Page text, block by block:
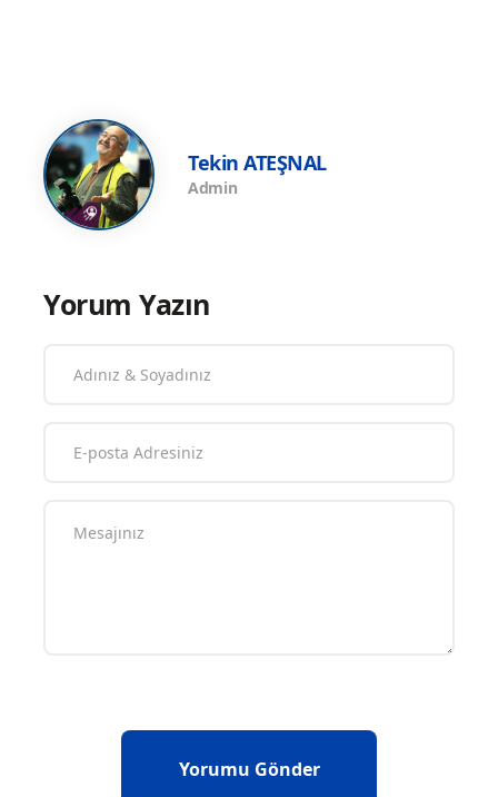
organizasyonlara ilişkin güncel duyurular ilgili
turnuvaların kayıt dönemlerinde sistem üzerinden
ayrıca ilan edilecektir.
Yorum Yazın